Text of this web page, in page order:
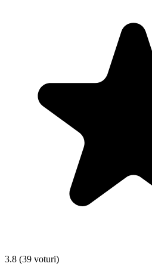
3.8 (39 voturi)